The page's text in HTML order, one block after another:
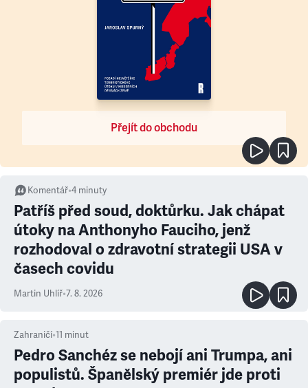
Přejít do obchodu
Komentář•4 minuty
Patříš před soud, doktůrku. Jak chápat
útoky na Anthonyho Fauciho, jenž
rozhodoval o zdravotní strategii USA v
časech covidu
Martin Uhlíř•7. 8. 2026
Zahraničí•11 minut
Pedro Sanchéz se nebojí ani Trumpa, ani
populistů. Španělský premiér jde proti